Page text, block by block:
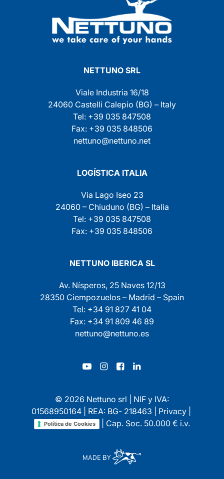
NETTUNO SRL
Viale Industria 16/18
24060 Castelli Calepio (BG) – Italy
Tel: +39 035 847508
Fax: +39 035 848506
nettuno@nettuno.net
LOGÍSTICA ITALIA
Via Lago Iseo 23
24060 – Chiuduno (BG) – Italia
Tel: +39 035 847508
Fax: +39 035 848506
NETTUNO IBERICA SL
Av. Nísperos, 25 Naves 12/13
28350 Ciempozuelos – Madrid – Spain
Tel: +34 91 827 41 04
Fax: +34 91 809 46 89
nettuno@nettuno.es
© 2026 Nettuno srl | NIF y IVA:
01568950164 | REA: BG- 218463 | Privacy|
Política de Cookies | Cap. Soc. 50.000 € i.v.